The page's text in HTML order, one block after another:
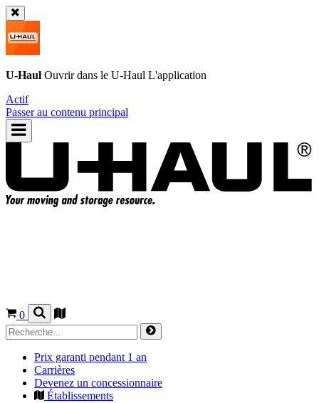
U-Haul Ouvrir dans le U-Haul L'application
Actif
Passer au contenu principal
0
Prix garanti pendant 1 an
Carrières
Devenez un concessionnaire
Établissements